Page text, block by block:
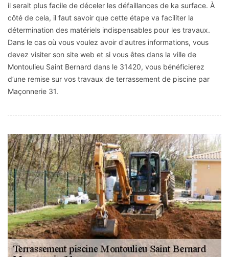
il serait plus facile de déceler les défaillances de ka surface. À
côté de cela, il faut savoir que cette étape va faciliter la
détermination des matériels indispensables pour les travaux.
Dans le cas où vous voulez avoir d'autres informations, vous
devez visiter son site web et si vous êtes dans la ville de
Montoulieu Saint Bernard dans le 31420, vous bénéficierez
d’une remise sur vos travaux de terrassement de piscine par
Maçonnerie 31.